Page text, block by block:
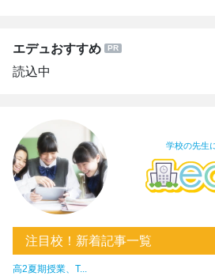
エデュおすすめ
読込中
学校の先生
注目校！新着記事一覧
高2夏期授業、T...